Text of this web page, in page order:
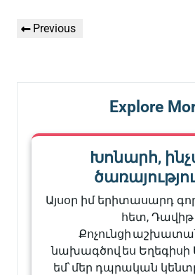
նավարկումը
Previous
Previous
Explore
Խոնարհ,
Այսօր իմ երիտասարդ
հետ, Դավիթ
Քոչունցի
նախագծով ես Եղեգիսի
եմ՝ մեր դպրական